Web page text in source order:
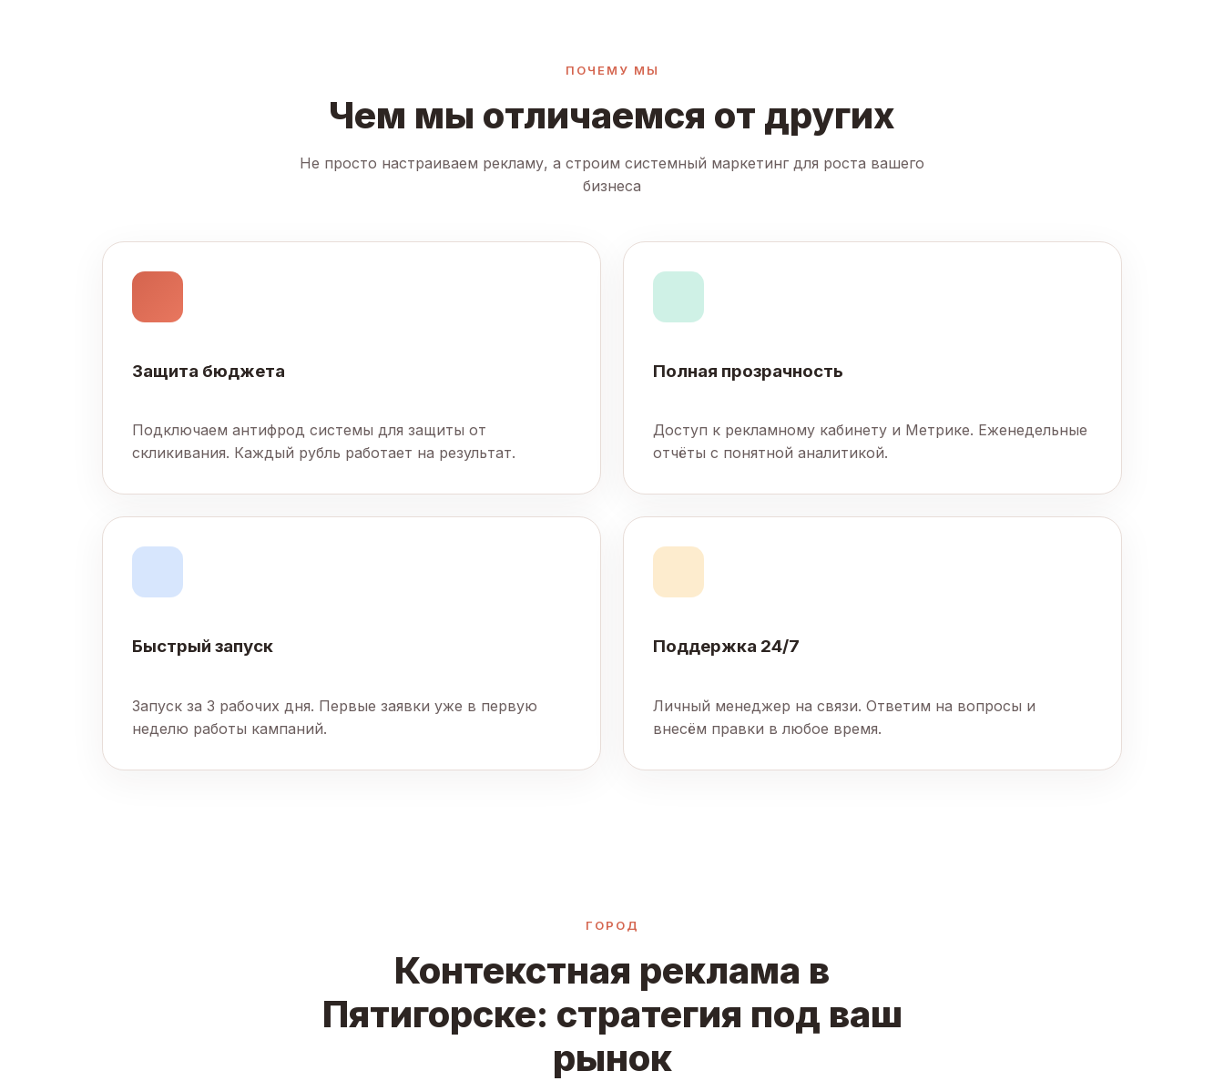
ПОЧЕМУ МЫ
Чем мы отличаемся от других
Не просто настраиваем рекламу, а строим системный маркетинг для роста вашего
бизнеса
Защита бюджета
Подключаем антифрод системы для защиты от
скликивания. Каждый рубль работает на результат.
Полная прозрачность
Доступ к рекламному кабинету и Метрике. Еженедельные
отчёты с понятной аналитикой.
Быстрый запуск
Запуск за 3 рабочих дня. Первые заявки уже в первую
неделю работы кампаний.
Поддержка 24/7
Личный менеджер на связи. Ответим на вопросы и
внесём правки в любое время.
ГОРОД
Контекстная реклама в
Пятигорске: стратегия под ваш
рынок